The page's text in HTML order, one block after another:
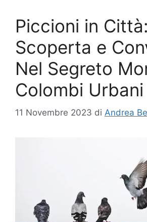
Piccioni in Città:
Scoperta e
Nel Segreto
Colombi Urbani
11 Novembre 2023 di Andrea